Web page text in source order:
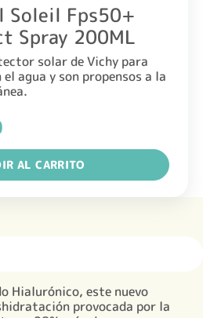
Soleil Fps50+
Spray 200ML
solar de Vichy para
agua y son propensos a la
AL CARRITO
Hialurónico, este nuevo
provocada por la